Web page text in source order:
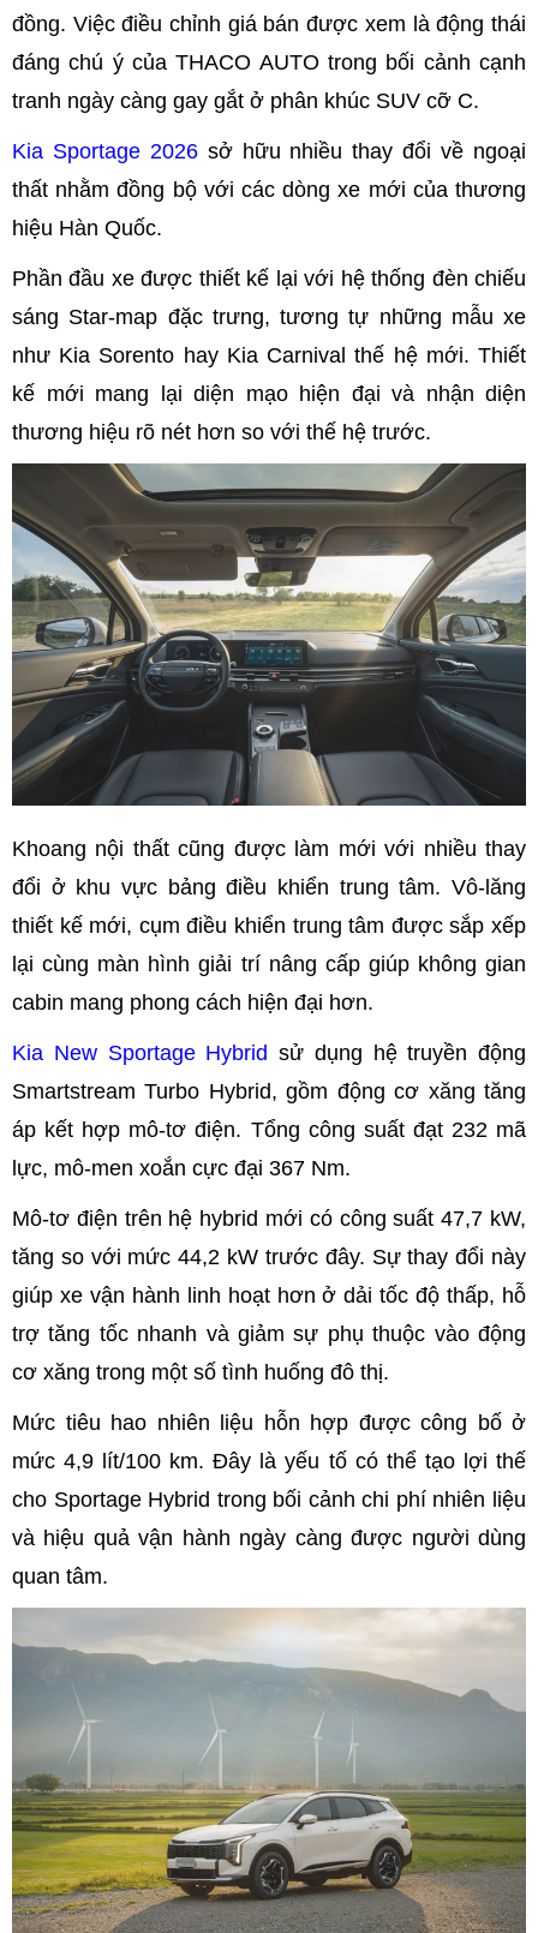
đồng. Việc điều chỉnh giá bán được xem là động thái
đáng chú ý của THACO AUTO trong bối cảnh cạnh
tranh ngày càng gay gắt ở phân khúc SUV cỡ C.
Kia Sportage 2026sở hữu nhiều thay đổi về ngoại
thất nhằm đồng bộ với các dòng xe mới của thương
hiệu Hàn Quốc.
Phần đầu xe được thiết kế lại với hệ thống đèn chiếu
sáng Star-map đặc trưng, tương tự những mẫu xe
như Kia Sorento hay Kia Carnival thế hệ mới. Thiết
kế mới mang lại diện mạo hiện đại và nhận diện
thương hiệu rõ nét hơn so với thế hệ trước.
Khoang nội thất cũng được làm mới với nhiều thay
đổi ở khu vực bảng điều khiển trung tâm. Vô-lăng
thiết kế mới, cụm điều khiển trung tâm được sắp xếp
lại cùng màn hình giải trí nâng cấp giúp không gian
cabin mang phong cách hiện đại hơn.
Kia New Sportage Hybrid sử dụng hệ truyền động
Smartstream Turbo Hybrid, gồm động cơ xăng tăng
áp kết hợp mô-tơ điện. Tổng công suất đạt 232 mã
lực, mô-men xoắn cực đại 367 Nm.
Mô-tơ điện trên hệ hybrid mới có công suất 47,7 kW,
tăng so với mức 44,2 kW trước đây. Sự thay đổi này
giúp xe vận hành linh hoạt hơn ở dải tốc độ thấp, hỗ
trợ tăng tốc nhanh và giảm sự phụ thuộc vào động
cơ xăng trong một số tình huống đô thị.
Mức tiêu hao nhiên liệu hỗn hợp được công bố ở
mức 4,9 lít/100 km. Đây là yếu tố có thể tạo lợi thế
cho Sportage Hybrid trong bối cảnh chi phí nhiên liệu
và hiệu quả vận hành ngày càng được người dùng
quan tâm.